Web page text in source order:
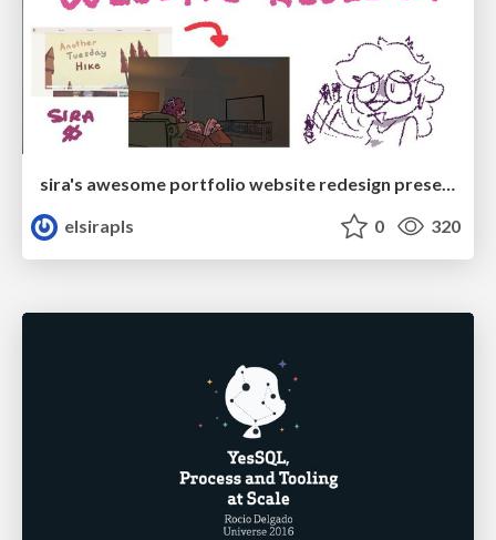
sira's awesome portfolio website redesign presentation
elsirapls
0 320